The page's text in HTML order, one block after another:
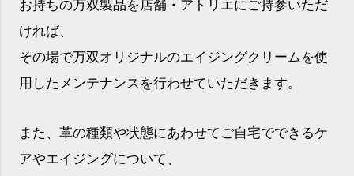
お持ちの万双製品を店舗・アトリエにご持参いただ
ければ、
その場で万双オリジナルのエイジングクリームを使
用したメンテナンスを行わせていただきます。
また、革の種類や状態にあわせてご自宅でできるケ
アやエイジングについて、